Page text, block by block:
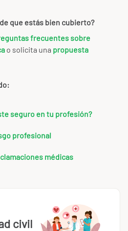
que estás bien cubierto?
frecuentes sobre
o solicita una propuesta
seguro en tu profesión?
profesional
médicas
civil